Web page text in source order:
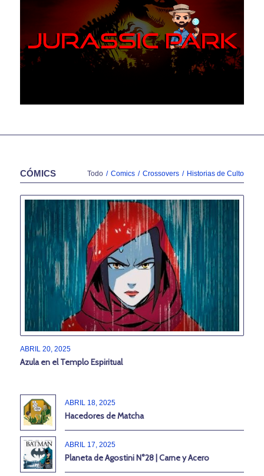
CÓMICS Todo / Comics / Crossovers / Historias de Culto
ABRIL 20, 2025
Azula en el Templo Espiritual
ABRIL 18, 2025
Hacedores de Matcha
ABRIL 17, 2025
Planeta de Agostini N°28 | Carne y Acero